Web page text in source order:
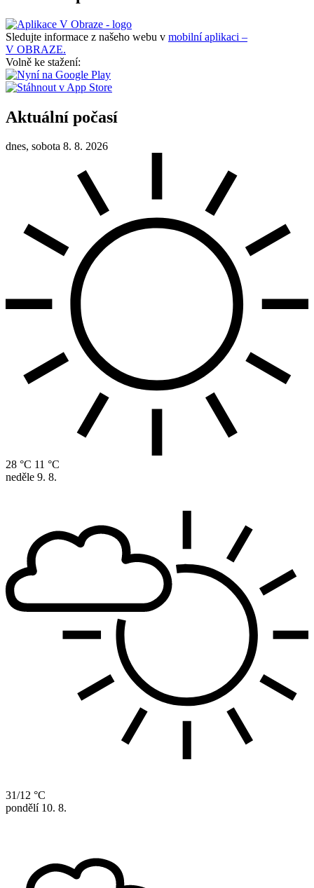
Sledujte informace z našeho webu v mobilní aplikaci –
V OBRAZE.
Volně ke stažení:
Aktuální počasí
dnes, sobota 8. 8. 2026
28 °C 11 °C
neděle 9. 8.
31/12 °C
pondělí 10. 8.